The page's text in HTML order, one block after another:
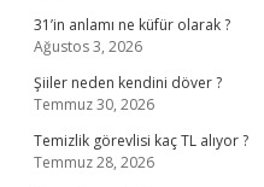
31’in anlamı ne küfür olarak ?
Ağustos 3, 2026
Şiiler neden kendini döver ?
Temmuz 30, 2026
Temizlik görevlisi kaç TL alıyor ?
Temmuz 28, 2026